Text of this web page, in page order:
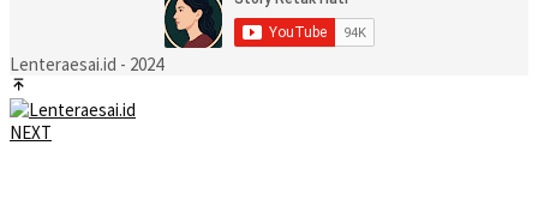
Lenteraesai.id - 2024
NEXT